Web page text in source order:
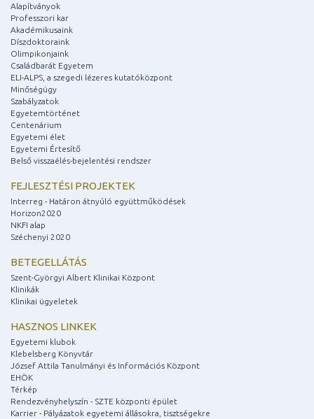
Alapítványok
Professzori kar
Akadémikusaink
Díszdoktoraink
Olimpikonjaink
Családbarát Egyetem
ELI-ALPS, a szegedi lézeres kutatóközpont
Minőségügy
Szabályzatok
Egyetemtörténet
Centenárium
Egyetemi élet
Egyetemi Értesítő
Belső visszaélés-bejelentési rendszer
FEJLESZTÉSI PROJEKTEK
Interreg - Határon átnyúló együttműködések
Horizon2020
NKFI alap
Széchenyi 2020
BETEGELLÁTÁS
Szent-Györgyi Albert Klinikai Központ
Klinikák
Klinikai ügyeletek
HASZNOS LINKEK
Egyetemi klubok
Klebelsberg Könyvtár
József Attila Tanulmányi és Információs Központ
EHÖK
Térkép
Rendezvényhelyszín - SZTE központi épület
Karrier - Pályázatok egyetemi állásokra, tisztségekre